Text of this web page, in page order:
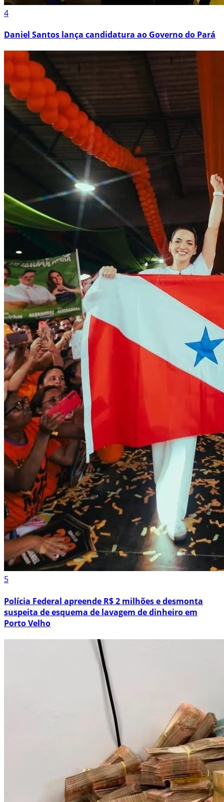
4
Daniel Santos lança candidatura ao Governo do Pará
5
Polícia Federal apreende R$ 2 milhões e desmonta
suspeita de esquema de lavagem de dinheiro em
Porto Velho